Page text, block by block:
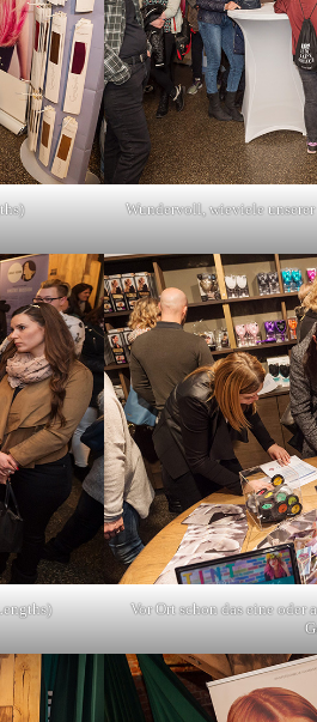
Wundervoll, wieviele
Vor Ort schon das eine